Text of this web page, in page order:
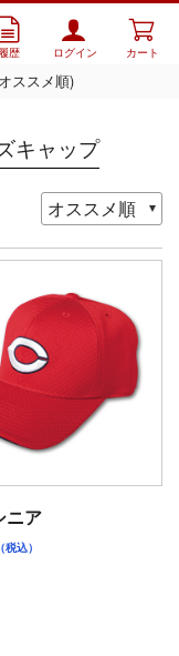
履歴 ログイン カート
ススメ順)
キャップ
ニア
税込）